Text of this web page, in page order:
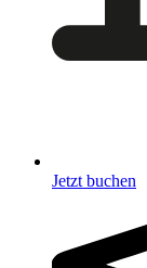
Jetzt buchen